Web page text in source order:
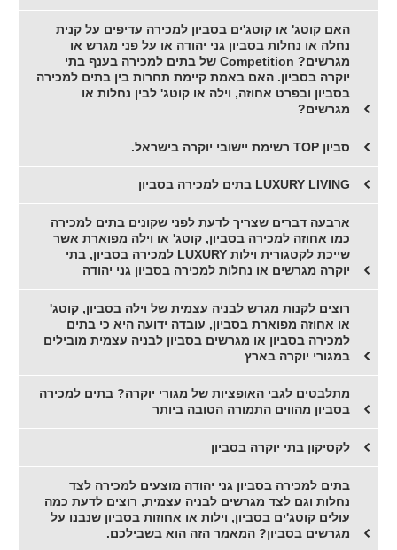
האם קוטג' או קוטג'ים בסביון למכירה עדיפים על קנית
נחלה או נחלות בסביון גני יהודה או על פני מגרש או
מגרשים? Competition של בתים למכירה בענף בתי
יוקרה בסביון. האם באמת קיימת תחרות בין בתים למכירה
בסביון ובפרט אחוזה, וילה או קוטג' לבין נחלות או
מגרשים?
סביון TOP רשימת יישובי יוקרה בישראל.
LUXURY LIVING בתים למכירה בסביון
ארבעה דברים שצריך לדעת לפני שקונים בתים למכירה
כמו אחוזה למכירה בסביון, קוטג' או וילה מפוארת אשר
שייכת לקטגורית וילות LUXURY למכירה בסביון, בתי
יוקרה מגרשים או נחלות למכירה בסביון גני יהודה
רוצים לקנות מגרש לבניה עצמית של וילה בסביון, קוטג'
או אחוזה מפוארת בסביון, עובדה ידועה היא כי בתים
למכירה בסביון או מגרשים בסביון לבניה עצמית מובילים
במגורי יוקרה בארץ
מתלבטים לגבי האופציות של מגורי יוקרה? בתים למכירה
בסביון מהווים התמורה הטובה ביותר
לקסיקון בתי יוקרה בסביון
בתים למכירה בסביון גני יהודה מוצעים למכירה לצד
נחלות וגם לצד מגרשים לבניה עצמית, רוצים לדעת כמה
עולים קוטג'ים בסביון, וילות או אחוזות בסביון שנבנו על
מגרשים בסביון? המאמר הזה הוא בשבילכם.